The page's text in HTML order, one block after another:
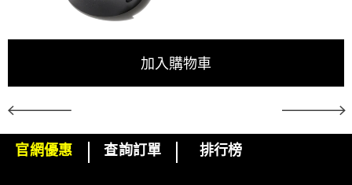
加入購物車
下單即可挑選精美小贈品！
官網優惠 查詢訂單 排行榜